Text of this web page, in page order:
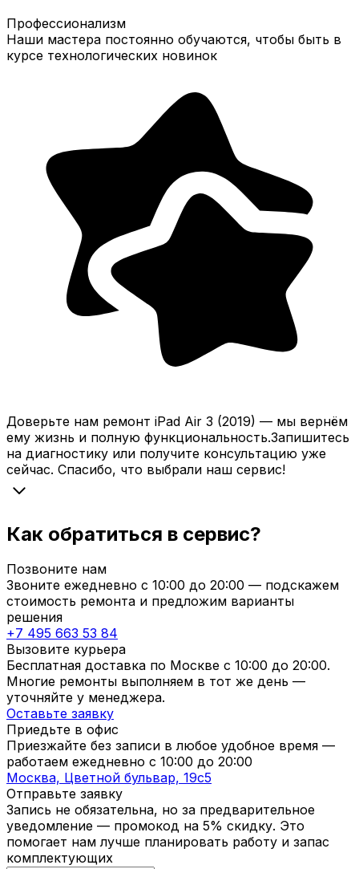
Профессионализм
Наши мастера постоянно обучаются, чтобы быть в
курсе технологических новинок
Доверьте нам ремонт iPad Air 3 (2019) — мы вернём
ему жизнь и полную функциональность.Запишитесь
на диагностику или получите консультацию уже
сейчас. Спасибо, что выбрали наш сервис!
Как обратиться в сервис?
Позвоните нам
Звоните ежедневно с 10:00 до 20:00 — подскажем
стоимость ремонта и предложим варианты
решения
+7 495 663 53 84
Вызовите курьера
Бесплатная доставка по Москве с 10:00 до 20:00.
Многие ремонты выполняем в тот же день —
уточняйте у менеджера.
Оставьте заявку
Приедьте в офис
Приезжайте без записи в любое удобное время —
работаем ежедневно с 10:00 до 20:00
Москва, Цветной бульвар, 19c5
Отправьте заявку
Запись не обязательна, но за предварительное
уведомление — промокод на 5% скидку. Это
помогает нам лучше планировать работу и запас
комплектующих